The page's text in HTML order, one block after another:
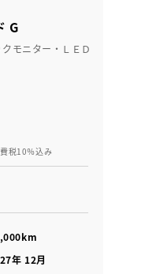
G
モニター・ＬＥＤ
税10％込み
年 12月